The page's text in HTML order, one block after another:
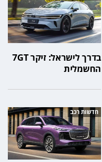
בדרך לישראל: זיקר 7GT
החשמלית
חדשות רכב